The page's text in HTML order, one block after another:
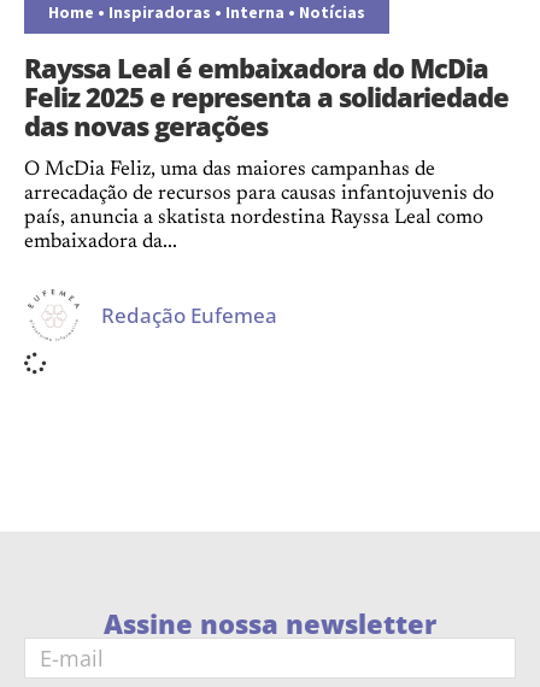
Home • Inspiradoras • Interna • Notícias
Rayssa Leal é embaixadora do McDia
Feliz 2025 e representa a solidariedade
das novas gerações
O McDia Feliz, uma das maiores campanhas de
arrecadação de recursos para causas infantojuvenis do
país, anuncia a skatista nordestina Rayssa Leal como
embaixadora da...
Redação Eufemea
Assine nossa newsletter